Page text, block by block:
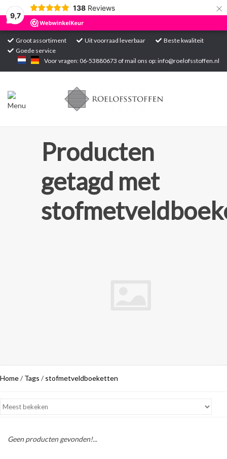
9,7
138 Reviews ×
Groot assortiment Uit voorraad leverbaar
Beste kwaliteit
Goede service
Voor vragen: 06-53880673 of mail ons op:info@roelofsstoffen.nl
Home
Producten
getagd met
Home/ Tags / stofmetveldboeketten
Geen producten gevonden!...